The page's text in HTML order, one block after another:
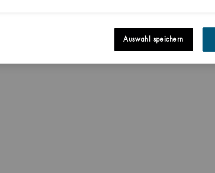
Auswahl speichern